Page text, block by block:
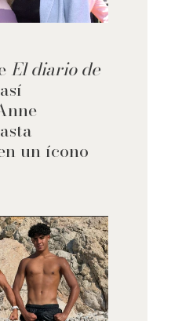
El diario de
un ícono